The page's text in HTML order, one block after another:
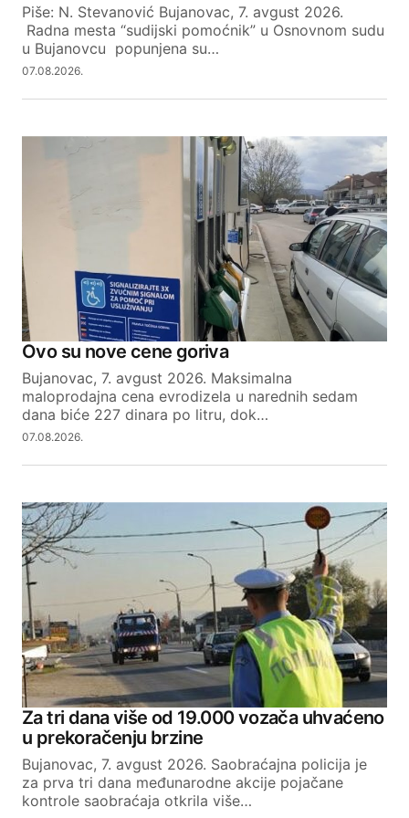
SUBMIT COMMENT
Piše: N. Stevanović Bujanovac, 7. avgust 2026.
Radna mesta “sudijski pomoćnik” u Osnovnom sudu
u Bujanovcu popunjena su…
07.08.2026.
Ovo su nove cene goriva
Bujanovac, 7. avgust 2026. Maksimalna
maloprodajna cena evrodizela u narednih sedam
dana biće 227 dinara po litru, dok…
07.08.2026.
Za tri dana više od 19.000 vozača uhvaćeno
u prekoračenju brzine
Bujanovac, 7. avgust 2026. Saobraćajna policija je
za prva tri dana međunarodne akcije pojačane
kontrole saobraćaja otkrila više…